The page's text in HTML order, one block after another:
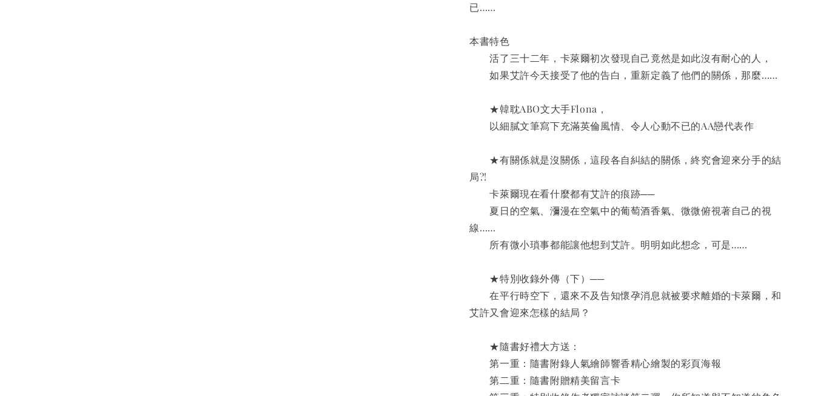
已……
本書特色
活了三十二年，卡萊爾初次發現自己竟然是如此沒有耐心的人，
如果艾許今天接受了他的告白，重新定義了他們的關係，那麼……
★韓耽ABO文大手Flona，
以細膩文筆寫下充滿英倫風情、令人心動不已的AA戀代表作
★有關係就是沒關係，這段各自糾結的關係，終究會迎來分手的結
局?!
卡萊爾現在看什麼都有艾許的痕跡──
夏日的空氣、瀰漫在空氣中的葡萄酒香氣、微微俯視著自己的視
線……
所有微小瑣事都能讓他想到艾許。明明如此想念，可是……
★特別收錄外傳（下）──
在平行時空下，還來不及告知懷孕消息就被要求離婚的卡萊爾，和
艾許又會迎來怎樣的結局？
★隨書好禮大方送：
第一重：隨書附錄人氣繪師響香精心繪製的彩頁海報
第二重：隨書附贈精美留言卡